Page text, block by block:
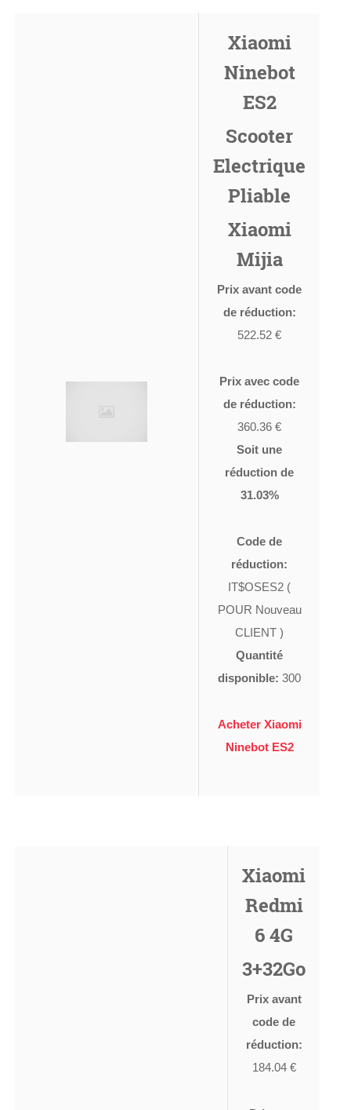
Xiaomi
Ninebot
ES2
Scooter
Electrique
Pliable
Xiaomi
Mijia
Prix avant code
de réduction:
522.52 €
Prix avec code
de réduction:
360.36 €
Soit une
réduction de
31.03%
Code de
réduction:
IT$OSES2 (
POUR Nouveau
CLIENT )
Quantité
disponible: 300
Acheter Xiaomi
Ninebot ES2
Xiaomi
Redmi
6 4G
3+32Go
Prix avant
code de
réduction:
184.04 €